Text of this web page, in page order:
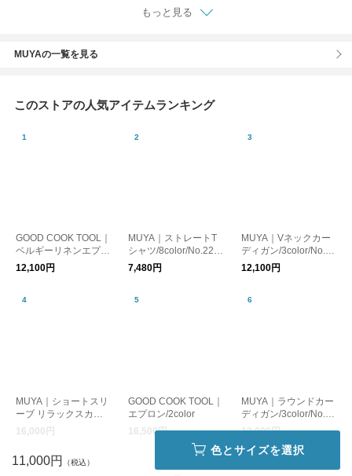
もっと見る
MUYAの一覧を見る
このストアの人気アイテムランキング
GOOD COOK TOOL｜
ベルギーリネンエプロ
ン/2color
12,100円
MUYA｜ストレートT
シャツ/8color/No.221
4
7,480円
MUYA｜Vネックカー
ディガン/3color/No.26
58
12,100円
MUYA｜ショートスリ
ーブ リラックスカー
ディガン/4color/No.25
16,000円
GOOD COOK TOOL｜
エプロン/2color
16,500円
MUYA｜ラウンドカー
ディガン/3color/No.25
68
18,000円
再入荷待ち
11,000円
色とサイズを選択